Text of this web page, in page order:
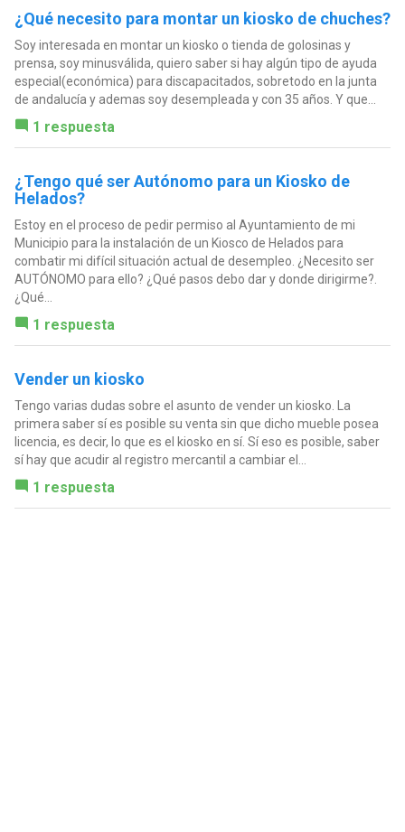
¿Qué necesito para montar un kiosko de chuches?
Soy interesada en montar un kiosko o tienda de golosinas y
prensa, soy minusválida, quiero saber si hay algún tipo de ayuda
especial(económica) para discapacitados, sobretodo en la junta
de andalucía y ademas soy desempleada y con 35 años. Y que...
1 respuesta
¿Tengo qué ser Autónomo para un Kiosko de
Helados?
Estoy en el proceso de pedir permiso al Ayuntamiento de mi
Municipio para la instalación de un Kiosco de Helados para
combatir mi difícil situación actual de desempleo. ¿Necesito ser
AUTÓNOMO para ello? ¿Qué pasos debo dar y donde dirigirme?.
¿Qué...
1 respuesta
Vender un kiosko
Tengo varias dudas sobre el asunto de vender un kiosko. La
primera saber sí es posible su venta sin que dicho mueble posea
licencia, es decir, lo que es el kiosko en sí. Sí eso es posible, saber
sí hay que acudir al registro mercantil a cambiar el...
1 respuesta